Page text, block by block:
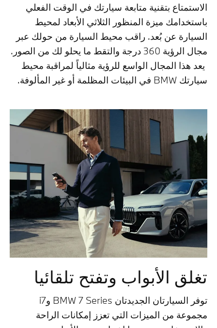
الاستمتاع بتقنية متابعة سيارتك في الوقت الفعلي
باستخدامك ميزة المنظور الثلاثي الأبعاد لمحيط
السيارة عن بُعد. راقب محيط السيارة من حولك عبر
مجال الرؤية 360 درجة والتقط ما يحلو لك من الصور.
يعد هذا المجال الواسع للرؤية مثالياً لمراقبة محيط
سيارتك BMW في البيئات المظلمة أو غير المألوفة.
تغلق الأبواب وتفتح تلقائيا
توفر السيارتان الجديدتان BMW 7 Series وi7
مجموعة من الميزات التي تعزز إمكانات الراحة